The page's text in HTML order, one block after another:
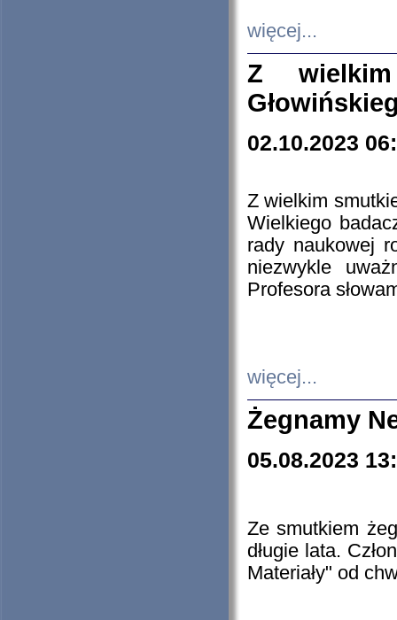
więcej...
Z
02.10.2023
Z wielkim
Wielkiego
rady naukowej
niezwykle
Profesora
więcej...
Żegnamy
05.08.2023
Ze smutkiem
długie lata.
Materiały" od